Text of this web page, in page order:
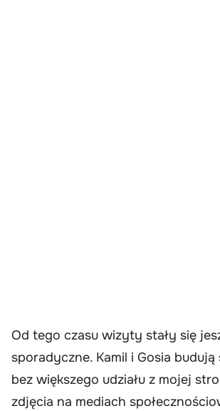
Od tego czasu wizyty stały się
sporadyczne. Kamil i Gosia
bez większego udziału z mojej
zdjęcia na mediach